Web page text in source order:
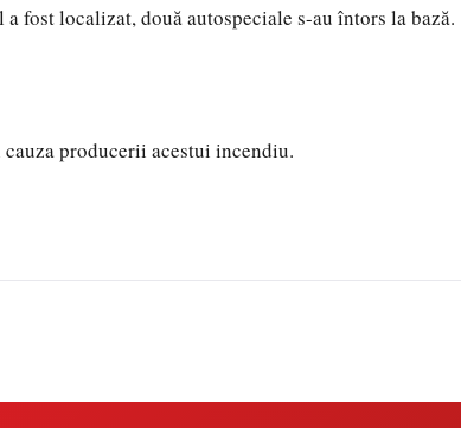
fost localizat, două autospeciale s-au întors la bază.
producerii acestui incendiu.